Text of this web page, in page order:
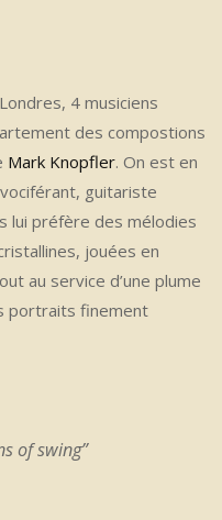
4 musiciens
des compostions
Mark Knopfler. On est en
guitariste
lui préfère des mélodies
jouées en
au service d’une plume
portraits finement
of swing”